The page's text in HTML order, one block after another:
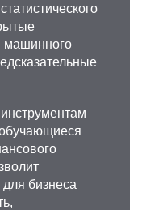
машинного
бизнеса